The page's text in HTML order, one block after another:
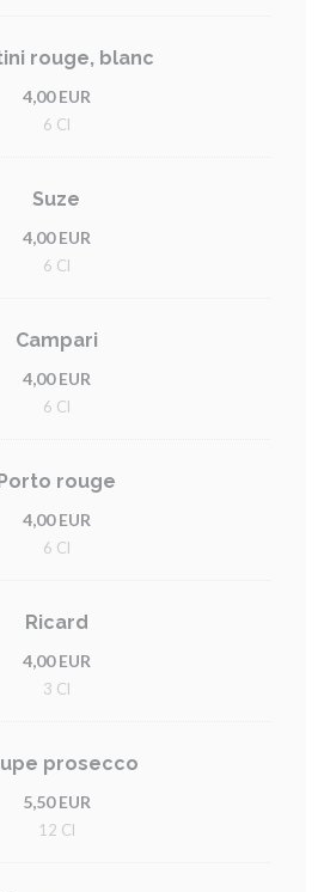
rouge, blanc
4,00 EUR
6 Cl
Suze
4,00 EUR
6 Cl
Campari
4,00 EUR
6 Cl
rouge
4,00 EUR
6 Cl
Ricard
4,00 EUR
3 Cl
prosecco
5,50 EUR
12 Cl